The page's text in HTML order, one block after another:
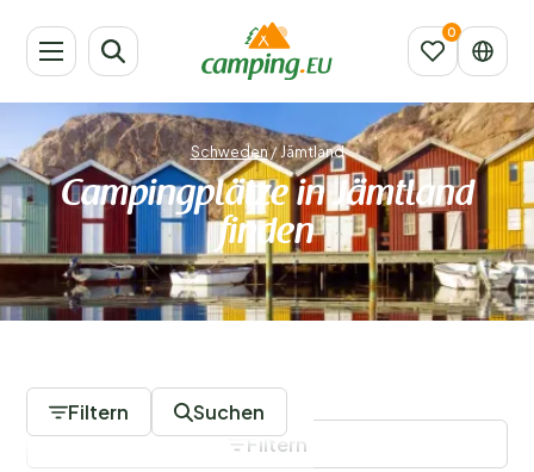
Schweden/Jämtland
Campingplätze in Jämtland
finden
Filtern Suchen
Filtern